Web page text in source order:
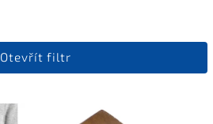
Otevřít filtr